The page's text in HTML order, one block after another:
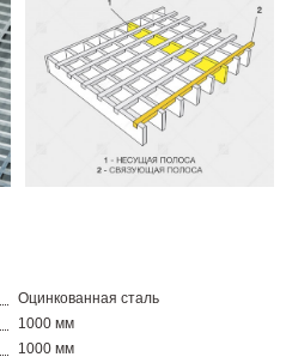
Оцинкованная сталь
1000 мм
1000 мм